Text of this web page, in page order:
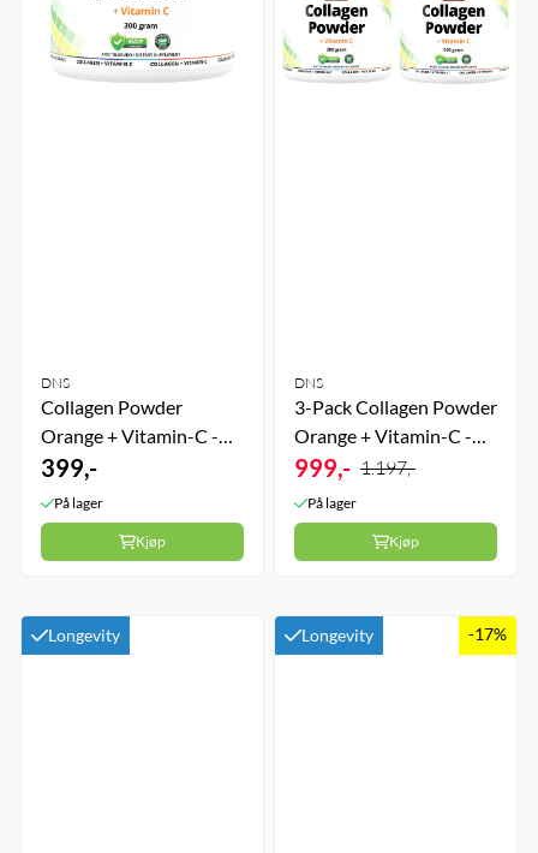
DNS
Collagen Powder
Orange + Vitamin-C -
300g
399,-
På lager
Kjøp
DNS
3-Pack Collagen Powder
Orange + Vitamin-C -
300g
999,- 1.197,-
På lager
Kjøp
Longevity Longevity -17%